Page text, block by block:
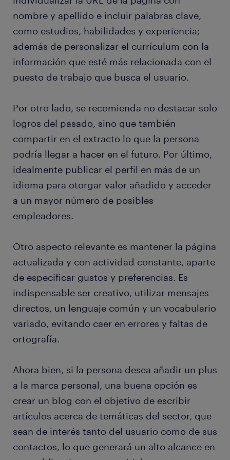
nombre y apellido e incluir palabras clave,
como estudios, habilidades y experiencia;
además de personalizar el currículum con la
información que esté más relacionada con el
puesto de trabajo que busca el usuario.
Por otro lado, se recomienda no destacar solo
logros del pasado, sino que también
compartir en el extracto lo que la persona
podría llegar a hacer en el futuro. Por último,
idealmente publicar el perfil en más de un
idioma para otorgar valor añadido y acceder
a un mayor número de posibles
empleadores.
Otro aspecto relevante es mantener la página
actualizada y con actividad constante, aparte
de especificar gustos y preferencias. Es
indispensable ser creativo, utilizar mensajes
directos, un lenguaje común y un vocabulario
variado, evitando caer en errores y faltas de
ortografía.
Ahora bien, si la persona desea añadir un plus
a la marca personal, una buena opción es
crear un blog con el objetivo de escribir
artículos acerca de temáticas del sector, que
sean de interés tanto del usuario como de sus
contactos, lo que generará un alto alcance en